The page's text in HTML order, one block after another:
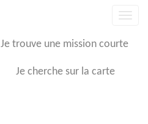
Je trouve une mission courte
Je cherche sur la carte